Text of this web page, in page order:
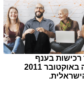
בענף
התקשורת, כאשר, בין היתר, היא שילמה באוקטובר 2011